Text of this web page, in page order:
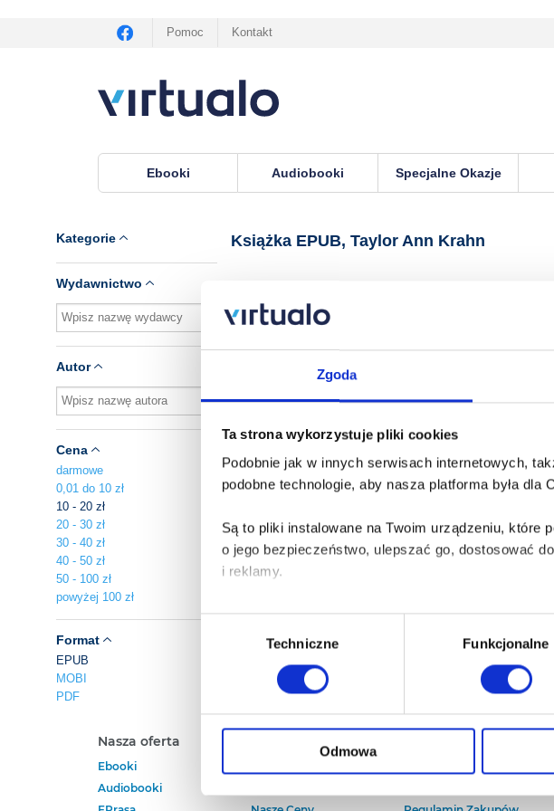
Zgoda
Ta strona wykorzystuje pliki cookies
Podobnie jak w innych serwisach internetowych,
podobne technologie, aby nasza platforma była dla
Są to pliki instalowane na Twoim urządzeniu, które
o jego bezpieczeństwo, ulepszać go, dostosować
i reklamy.
Poza plikami, które są nam niezbędne do
Twojej zgody.
Każda udzielona zgoda poprawi Twoje
Wybór
Techniczne Funkcjonalne
Odmowa
Pomoc Kontakt
Ebooki Audiobooki Specjalne Okazje
Kategorie
Wydawnictwo
Autor
Cena
darmowe
0,01 do 10 zł
10 - 20 zł
20 - 30 zł
30 - 40 zł
40 - 50 zł
50 - 100 zł
powyżej 100 zł
Format
EPUB
MOBI
PDF
Książka EPUB, Taylor Ann Krahn
Nasza oferta
Ebooki
Audiobooki